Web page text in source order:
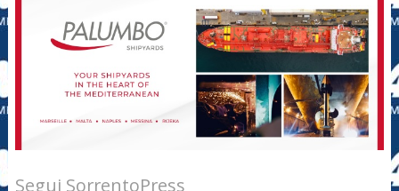
Segui SorrentoPress